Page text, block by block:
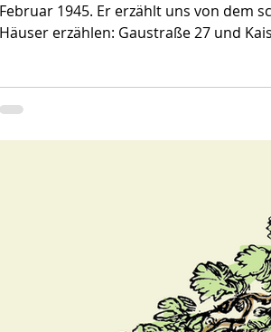
Februar 1945. Er erzählt uns von dem
Häuser erzählen: Gaustraße 27 und